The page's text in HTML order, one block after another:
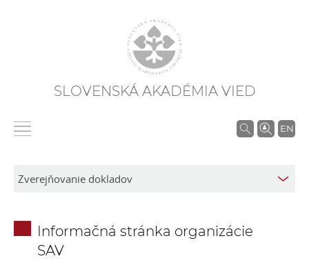
SLOVENSKÁ AKADÉMIA VIED
EN
V
Informačná stránka organizácie
SAV